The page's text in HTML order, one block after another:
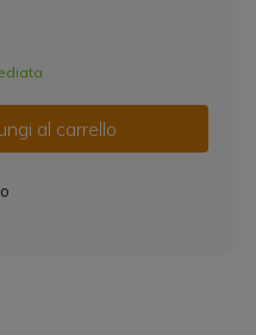
al carrello